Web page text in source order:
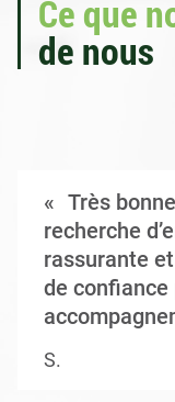
Ce que
de nous
Très
recherche
rassurante
de confiance
S.